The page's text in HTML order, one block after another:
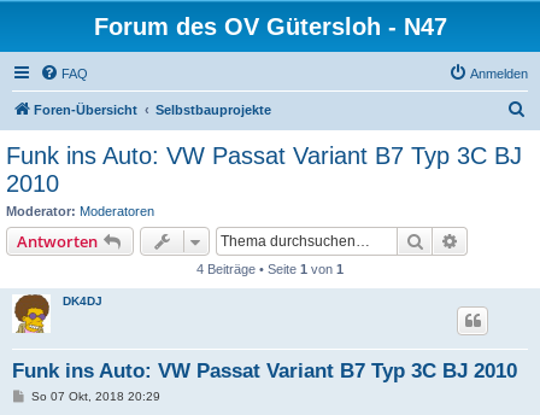
Forum des OV Gütersloh - N47
FAQ Anmelden
Foren-Übersicht Selbstbauprojekte
Funk ins Auto: VW Passat Variant B7 Typ 3C BJ
2010
Moderator: Moderatoren
Antworten Suche
4 Beiträge • Seite 1 von 1
DK4DJ
Funk ins Auto: VW Passat Variant B7 Typ 3C BJ 2010
BSo 07 Okt, 2018 20:29